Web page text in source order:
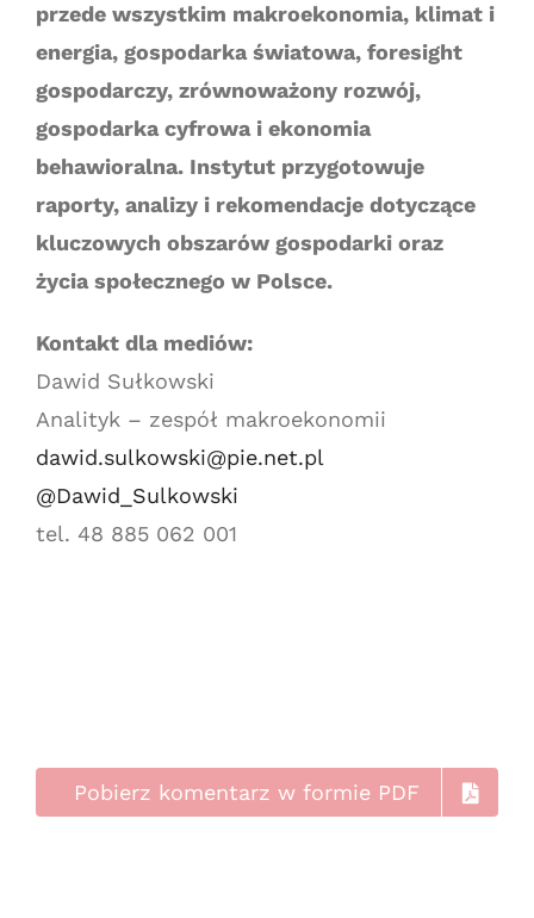
przede wszystkim makroekonomia, klimat i
energia, gospodarka światowa, foresight
gospodarczy, zrównoważony rozwój,
gospodarka cyfrowa i ekonomia
behawioralna. Instytut przygotowuje
raporty, analizy i rekomendacje dotyczące
kluczowych obszarów gospodarki oraz
życia społecznego w Polsce.
Kontakt dla mediów:
Dawid Sułkowski
Analityk – zespół makroekonomii
dawid.sulkowski@pie.net.pl
@Dawid_Sulkowski
tel. 48 885 062 001
Pobierz komentarz w formie PDF